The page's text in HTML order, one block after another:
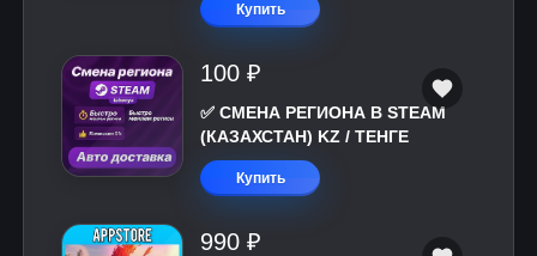
Купить
100 ₽
✅ СМЕНА РЕГИОНА В STEAM
(КАЗАХСТАН) KZ / ТЕНГЕ
Купить
990 ₽